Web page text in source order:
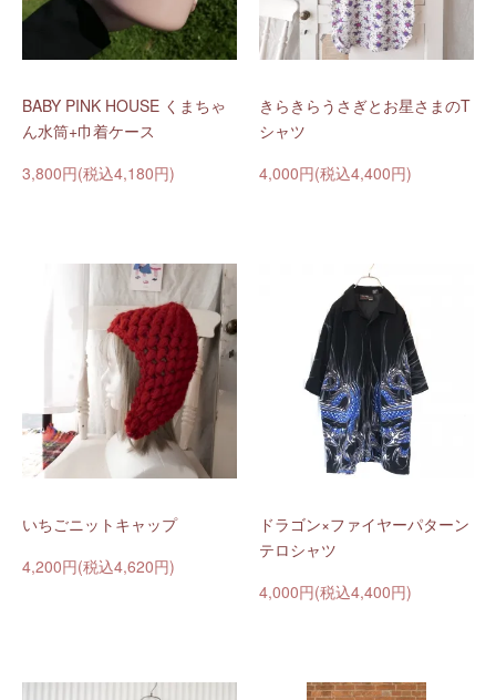
BABY PINK HOUSE くまちゃ
ん水筒+巾着ケース
3,800円(税込4,180円)
きらきらうさぎとお星さまのT
シャツ
4,000円(税込4,400円)
いちごニットキャップ
4,200円(税込4,620円)
ドラゴン×ファイヤーパターン
テロシャツ
4,000円(税込4,400円)